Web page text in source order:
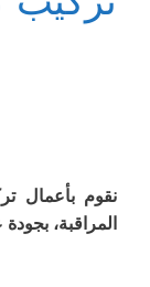
نقوم بأعمال
المراقبة،